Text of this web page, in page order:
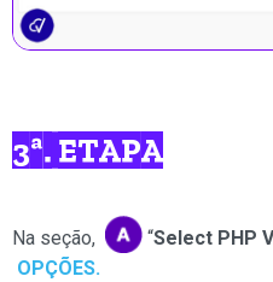
3ª. ETAPA
Na seção, “Select PHP
OPÇÕES.